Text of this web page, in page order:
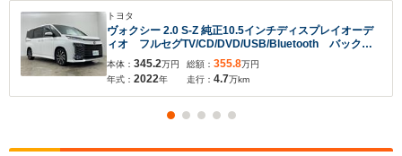
トヨタ
ヴォクシー 2.0 S-Z 純正10.5インチディスプレイオーデ
ィオ フルセグTV/CD/DVD/USB/Bluetooth バックカ
メラ 前後ドライブレコーダー ビルトインETC2.0 両
側パワースライドドア快適利便パッケージ
本体： 345.2万円
年式： 2022年
総額： 355.8万円
走行： 4.7万km
入力途中の情報を保存しますか？
※次回問い合わせをする際に自動入力されます
※保存された情報は 90 日で破棄されます